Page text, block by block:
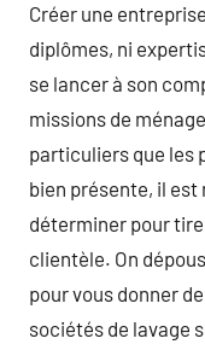
Créer une
diplômes, ni
se lancer à son
missions de
particuliers que les
bien présente, il est
déterminer pour
clientèle. On
pour vous donner
sociétés de lavage